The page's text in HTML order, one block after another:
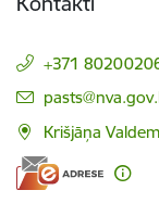
+371
E-pasts:
Krišjāņa